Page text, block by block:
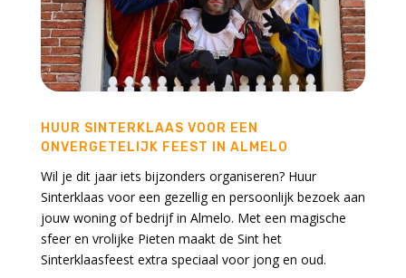
HUUR SINTERKLAAS VOOR EEN
ONVERGETELIJK FEEST IN ALMELO
Wil je dit jaar iets bijzonders organiseren? Huur
Sinterklaas voor een gezellig en persoonlijk bezoek aan
jouw woning of bedrijf in Almelo. Met een magische
sfeer en vrolijke Pieten maakt de Sint het
Sinterklaasfeest extra speciaal voor jong en oud.